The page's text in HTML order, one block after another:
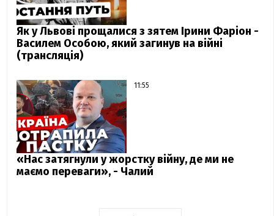
Як у Львові прощалися з зятем Ірини Фаріон -
Василем Особою, який загинув на війні
(трансляція)
11:55
«Нас затягнули у жорстку війну, де ми не
маємо переваги», - Чалий